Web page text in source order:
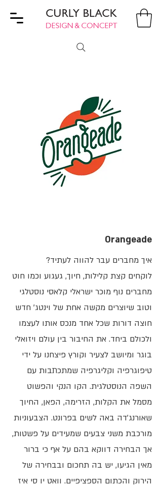
Orangeade
איך מחברים עבר להווה לעתיד?
לוקחים קצת קלילות, חיוך, געגוע וכמו חוט
מחברים נוף מוכר ישראלי קלאסי נוסטלגי
וטוב שיוצרים מקשה אחת של וינטג׳ חדש
חוצה דורות שכל אחד מנכס אותו לעצמו
ולכולם ביחד. את החיבור בין עולם ויזואלי
בוגר ומיושב לצעיר וקורץ פיצחנו על ידי
טיפוגרפיה וקליגרפיה שמתכתבות עם
השפה הנוסטלגית. הקו הנקי והפשוט
מסמל את הקלות, הזרימה, הפאן, החיוך
שאורנג׳דה באה לשים בפרונט. הצבעוניות
מורכבת משני צבעים שמעידים על פשטות,
אך הבחירה דווקא בהם על אף כי ברור
מאין הגיעו, יש בה תחכום ובבחירה של
הירוק והכתום הספציפיים. וואט יו סי איז